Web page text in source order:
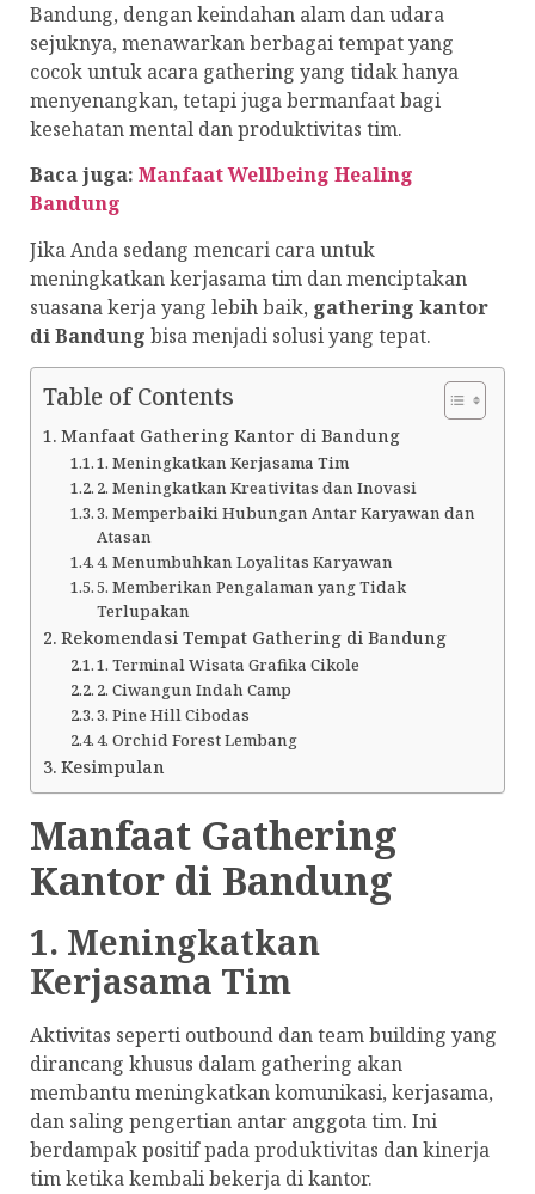
Bandung, dengan keindahan alam dan udara
sejuknya, menawarkan berbagai tempat yang
cocok untuk acara gathering yang tidak hanya
menyenangkan, tetapi juga bermanfaat bagi
kesehatan mental dan produktivitas tim.
Baca juga: Manfaat Wellbeing Healing
Bandung
Jika Anda sedang mencari cara untuk
meningkatkan kerjasama tim dan menciptakan
suasana kerja yang lebih baik, gathering kantor
di Bandung bisa menjadi solusi yang tepat.
Table of Contents
Manfaat Gathering Kantor di Bandung
1. Meningkatkan Kerjasama Tim
2. Meningkatkan Kreativitas dan Inovasi
3. Memperbaiki Hubungan Antar Karyawan dan
Atasan
4. Menumbuhkan Loyalitas Karyawan
5. Memberikan Pengalaman yang Tidak
Terlupakan
Rekomendasi Tempat Gathering di Bandung
1. Terminal Wisata Grafika Cikole
2. Ciwangun Indah Camp
3. Pine Hill Cibodas
4. Orchid Forest Lembang
Kesimpulan
Manfaat Gathering
Kantor di Bandung
1. Meningkatkan
Kerjasama Tim
Aktivitas seperti outbound dan team building yang
dirancang khusus dalam gathering akan
membantu meningkatkan komunikasi, kerjasama,
dan saling pengertian antar anggota tim. Ini
berdampak positif pada produktivitas dan kinerja
tim ketika kembali bekerja di kantor.